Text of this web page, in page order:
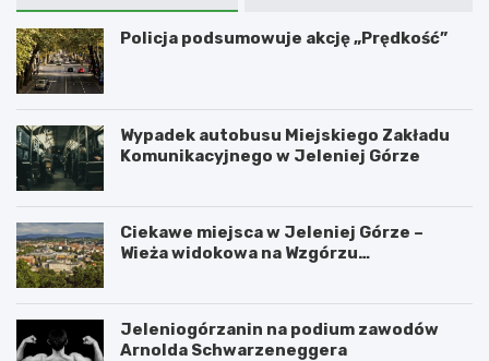
Policja podsumowuje akcję „Prędkość”
Wypadek autobusu Miejskiego Zakładu
Komunikacyjnego w Jeleniej Górze
Ciekawe miejsca w Jeleniej Górze –
Wieża widokowa na Wzgórzu
Jeleniogórzanin na podium zawodów
Arnolda Schwarzeneggera